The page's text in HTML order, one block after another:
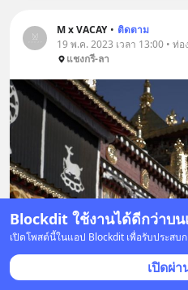
Blockdit ใช้งานได้ดีกว่าบ
เปิดโพสต์นี้ในแอป Blockdit เพื่อรับประสบ
เปิดผ่
M x VACAY • ติดตาม
19 พ.ค. 2023 เวลา 13:00 • ท่อ
แชงกรี-ลา